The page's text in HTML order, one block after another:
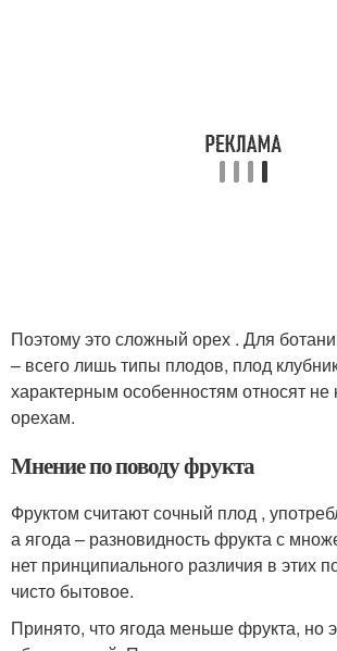
Поэтому это сложный орех . Для
– всего лишь типы плодов, плод
характерным особенностям относят не
орехам.
Мнение по поводу фрукта
Фруктом считают сочный плод ,
а ягода – разновидность фрукта с
нет принципиального различия в этих
чисто бытовое.
Принято, что ягода меньше фрукта, но